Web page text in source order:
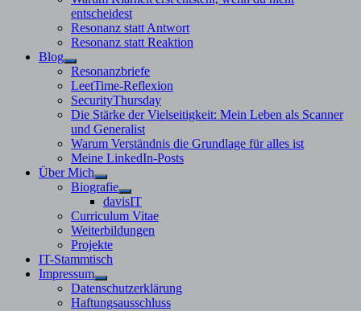
entscheidest
Resonanz statt Antwort
Resonanz statt Reaktion
Blog
Untermenü
anzeigen
Resonanzbriefe
LeetTime-Reflexion
SecurityThursday
Die Stärke der Vielseitigkeit: Mein Leben als Scanner
und Generalist
Warum Verständnis die Grundlage für alles ist
Meine LinkedIn-Posts
Über Mich
Untermenü
anzeigen
Biografie
Untermenü
anzeigen
davisIT
Curriculum Vitae
Weiterbildungen
Projekte
IT-Stammtisch
Impressum
Untermenü
anzeigen
Datenschutzerklärung
Haftungsausschluss